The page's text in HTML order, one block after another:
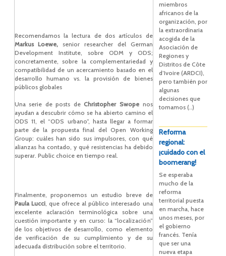
Recomendamos la lectura de dos artículos de
Markus Loewe, senior researcher del German
Development Institute, sobre ODM y ODS;
concretamente, sobre la complementariedad y
compatibilidad de un acercamiento basado en el
desarrollo humano vs. la provisión de bienes
públicos globales
Una serie de posts deChristopher Swopenos
ayudan a descubrir cómo se ha abierto camino el
ODS 11, el “ODS urbano”, hasta llegar a formar
parte de la propuesta final del Open Working
Group: cuáles han sido sus impulsores, con qué
alianzas ha contado, y qué resistencias ha debido
superar. Public choice en tiempo real.
Finalmente, proponemos un estudio breve de
Paula Lucci, que ofrece al público interesado una
excelente aclaración terminológica sobre una
cuestión importante y en curso: la “localización”
de los objetivos de desarrollo, como elemento
de verificación de su cumplimiento y de su
adecuada distribución sobre el territorio.
miembros
africanos de la
organización, por
la extraordinaria
acogida de la
Asociación de
Regiones y
Distritos de Côte
d’Ivoire (ARDCI),
pero también por
algunas
decisiones que
tomamos (..)
Reforma
regional:
¡cuidado con el
boomerang!
Se esperaba
mucho de la
reforma
territorial puesta
en marcha, hace
unos meses, por
el gobierno
francés. Tenía
que ser una
nueva etapa